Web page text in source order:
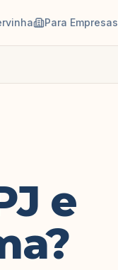
Para Empresas
e